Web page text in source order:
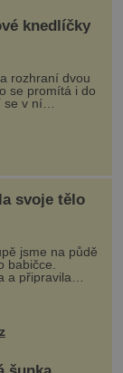
knedlíčky
rozhraní dvou
se promítá i do
se v ní
a díky tomu
st...
svoje tělo
jsme na půdě
babičce.
a připravila
Zimní pobyt
vlastní vinou
na kt...